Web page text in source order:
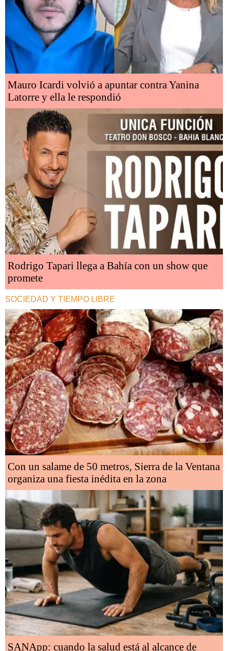
Mauro Icardi volvió a apuntar contra Yanina
Latorre y ella le respondió
Rodrigo Tapari llega a Bahía con un show que
promete
SOCIEDAD Y TIEMPO LIBRE
Con un salame de 50 metros, Sierra de la Ventana
organiza una fiesta inédita en la zona
SANApp: cuando la salud está al alcance de